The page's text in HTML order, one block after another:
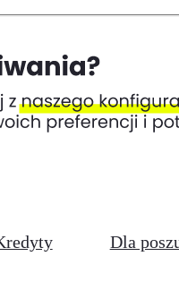
Dla